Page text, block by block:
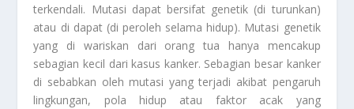
terkendali. Mutasi dapat bersifat genetik (di turunkan)
atau di dapat (di peroleh selama hidup). Mutasi genetik
yang di wariskan dari orang tua hanya mencakup
sebagian kecil dari kasus kanker. Sebagian besar kanker
di sebabkan oleh mutasi yang terjadi akibat pengaruh
lingkungan, pola hidup atau faktor acak yang